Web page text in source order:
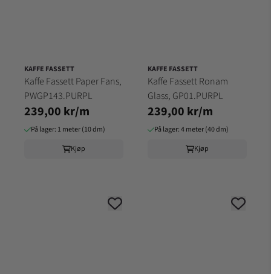
KAFFE FASSETT
Kaffe Fassett Paper Fans,
PWGP143.PURPL
239,00 kr/m
På lager: 1 meter (10 dm)
Kjøp
KAFFE FASSETT
Kaffe Fassett Ronam
Glass, GP01.PURPL
239,00 kr/m
På lager: 4 meter (40 dm)
Kjøp